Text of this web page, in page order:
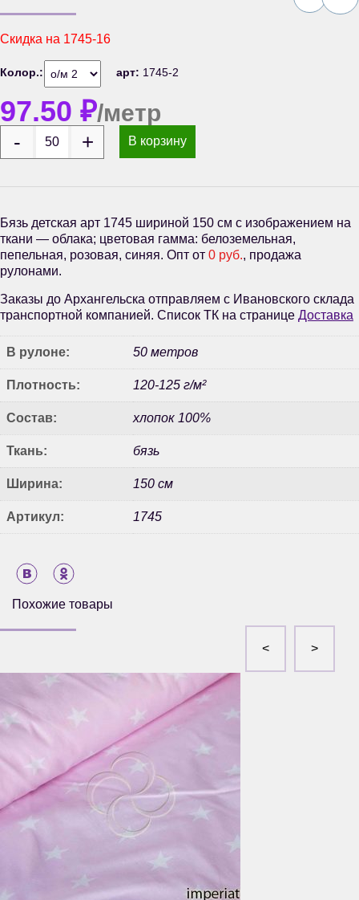
Скидка на 1745-16
Колор.: арт: 1745-2
97.50 ₽/метр
В корзину
Бязь детская арт 1745 шириной 150 см с изображением на
ткани — облака; цветовая гамма: белоземельная,
пепельная, розовая, синяя. Опт от 0 руб., продажа
рулонами.
Заказы до Архангельска отправляем с Ивановского склада
транспортной компанией. Список ТК на странице Доставка
В рулоне: 50 метров
Плотность: 120-125 г/м²
Состав: хлопок 100%
Ткань: бязь
Ширина: 150 см
Артикул: 1745
Похожие товары